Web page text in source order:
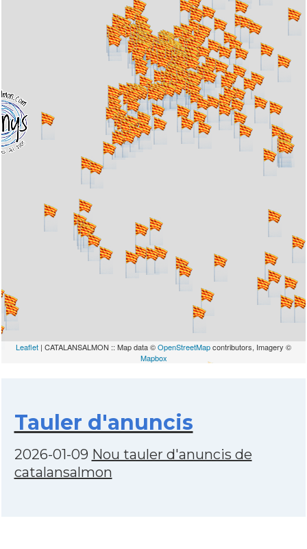
Leaflet | CATALANSALMON :: Map data ©OpenStreetMapcontributors, Imagery ©
Mapbox
Tauler d'anuncis
2026-01-09 Nou tauler d'anuncis de
catalansalmon